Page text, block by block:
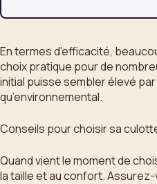
En termes d’efficacité,
choix pratique pour de
initial puisse sembler élevé
qu’environnemental.
Conseils pour choisir sa
Quand vient le moment de
la taille et au confort.